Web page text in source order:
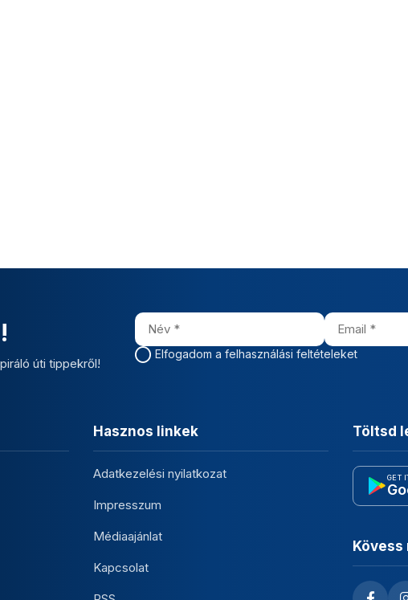
úti tippekről!
Elfogadom a felhasználási feltételeket
Hasznos linkek
Adatkezelési nyilatkozat
Impresszum
Médiaajánlat
Kapcsolat
Töltsd
GET
Kövess